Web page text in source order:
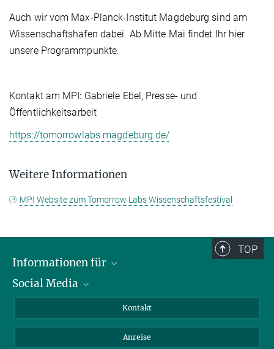
Auch wir vom Max-Planck-Institut Magdeburg sind am
Wissenschaftshafen dabei. Ab Mitte Mai findet Ihr hier
unsere Programmpunkte.
Kontakt am MPI: Gabriele Ebel, Presse- und
Öffentlichkeitsarbeit
https://tomorrowlabs.magdeburg.de/
Weitere Informationen
MPI Website zum Tomorrow Labs Wissenschaftsfestival
TOP
Informationen für
Wissenschaftlerinnen und Wissenschaftler
Bewerberinnen und Bewerber
Medienvertreter
Social Media
YouTube
Mastodon
Kontakt
Anreise